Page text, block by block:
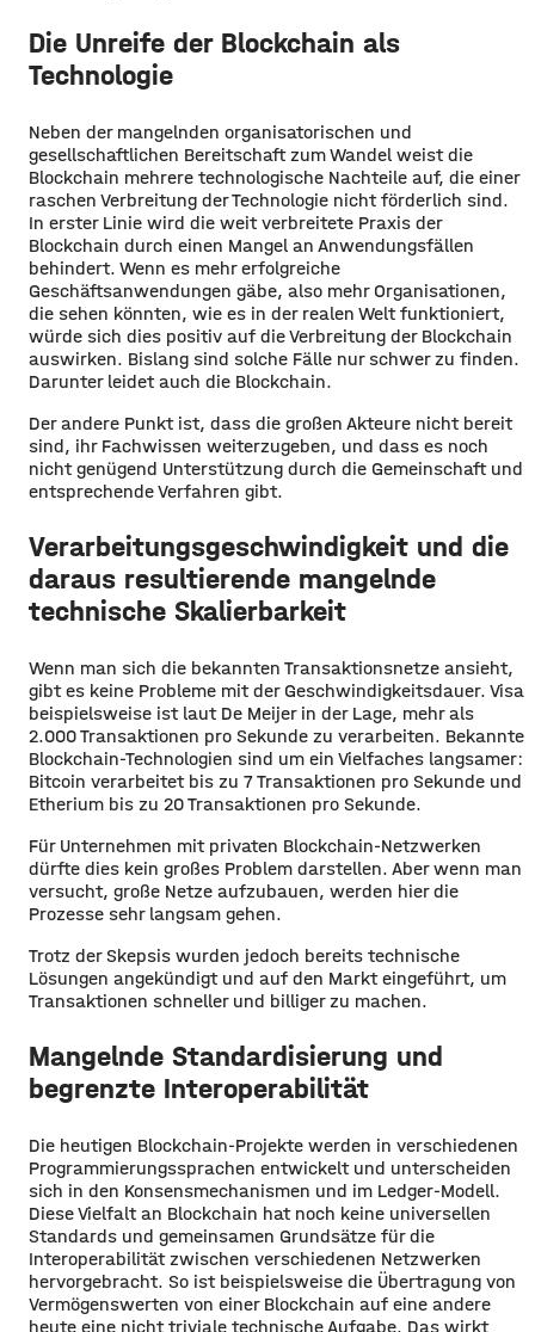
Die Unreife der Blockchain als
Technologie
Neben der mangelnden organisatorischen und
gesellschaftlichen Bereitschaft zum Wandel weist die
Blockchain mehrere technologische Nachteile auf, die einer
raschen Verbreitung der Technologie nicht förderlich sind.
In erster Linie wird die weit verbreitete Praxis der
Blockchain durch einen Mangel an Anwendungsfällen
behindert. Wenn es mehr erfolgreiche
Geschäftsanwendungen gäbe, also mehr Organisationen,
die sehen könnten, wie es in der realen Welt funktioniert,
würde sich dies positiv auf die Verbreitung der Blockchain
auswirken. Bislang sind solche Fälle nur schwer zu finden.
Darunter leidet auch die Blockchain.
Der andere Punkt ist, dass die großen Akteure nicht bereit
sind, ihr Fachwissen weiterzugeben, und dass es noch
nicht genügend Unterstützung durch die Gemeinschaft und
entsprechende Verfahren gibt.
Verarbeitungsgeschwindigkeit und die
daraus resultierende mangelnde
technische Skalierbarkeit
Wenn man sich die bekannten Transaktionsnetze ansieht,
gibt es keine Probleme mit der Geschwindigkeitsdauer. Visa
beispielsweise ist laut De Meijer in der Lage, mehr als
2.000 Transaktionen pro Sekunde zu verarbeiten. Bekannte
Blockchain-Technologien sind um ein Vielfaches langsamer:
Bitcoin verarbeitet bis zu 7 Transaktionen pro Sekunde und
Etherium bis zu 20 Transaktionen pro Sekunde.
Für Unternehmen mit privaten Blockchain-Netzwerken
dürfte dies kein großes Problem darstellen. Aber wenn man
versucht, große Netze aufzubauen, werden hier die
Prozesse sehr langsam gehen.
Trotz der Skepsis wurden jedoch bereits technische
Lösungen angekündigt und auf den Markt eingeführt, um
Transaktionen schneller und billiger zu machen.
Mangelnde Standardisierung und
begrenzte Interoperabilität
Die heutigen Blockchain-Projekte werden in verschiedenen
Programmierungssprachen entwickelt und unterscheiden
sich in den Konsensmechanismen und im Ledger-Modell.
Diese Vielfalt an Blockchain hat noch keine universellen
Standards und gemeinsamen Grundsätze für die
Interoperabilität zwischen verschiedenen Netzwerken
hervorgebracht. So ist beispielsweise die Übertragung von
Vermögenswerten von einer Blockchain auf eine andere
heute eine nicht triviale technische Aufgabe. Das wirkt